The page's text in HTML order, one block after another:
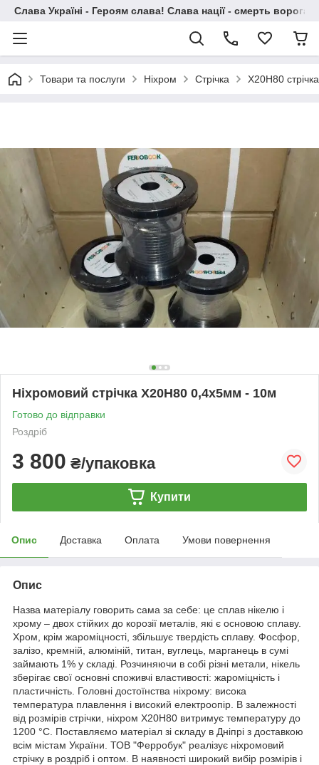
Слава Україні - Героям слава! Слава нації - смерть
Товари та послуги Ніхром Стрічка Х20Н80
Ніхромовий стрічка Х20Н80 0,4х5мм - 10м
Готово до відправки
Роздріб
3 800 ₴/упаковка
Купити
Опис Доставка Оплата Умови повернення
Опис
Назва матеріалу говорить сама за себе: це сплав нікелю і
хрому – двох стійких до корозії металів, які є основою сплаву.
Хром, крім жароміцності, збільшує твердість сплаву. Фосфор,
залізо, кремній, алюміній, титан, вуглець, марганець в сумі
займають 1% у складі. Розчиняючи в собі різні метали, нікель
зберігає свої основні споживчі властивості: жароміцність і
пластичність. Головні достоїнства ніхрому: висока
температура плавлення і високий електроопір. В залежності
від розмірів стрічки, ніхром Х20Н80 витримує температуру до
1200 °C. Поставляємо матеріал зі складу в Дніпрі з доставкою
всім містам України. ТОВ "Ферробук" реалізує ніхромовий
стрічку в роздріб і оптом. В наявності широкий вибір розмірів і